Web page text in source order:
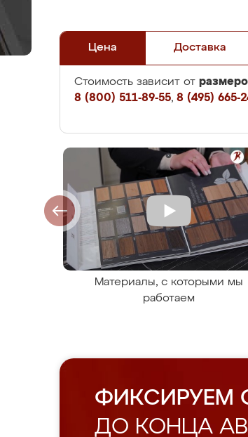
Цена Доставка
Стоимость зависит от
8 (800) 511-89-55, 8 (495) 665-
Материалы, с которыми мы
работаем
ФИКСИРУЕМ
ДО КОНЦА